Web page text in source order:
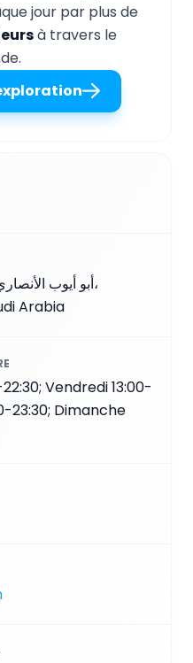
jour par plus de
à travers le
Arabia
Vendredi 13:00-
23:30; Dimanche